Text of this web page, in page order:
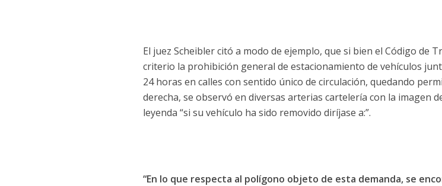
El juez Scheibler citó a modo de ejemplo, que si bien el Código de
criterio la prohibición general de estacionamiento de vehículos
24 horas en calles con sentido único de circulación, quedando
derecha, se observó en diversas arterias cartelería con la imagen
leyenda “si su vehículo ha sido removido diríjase a:”.
“En lo que respecta al polígono objeto de esta demanda, se